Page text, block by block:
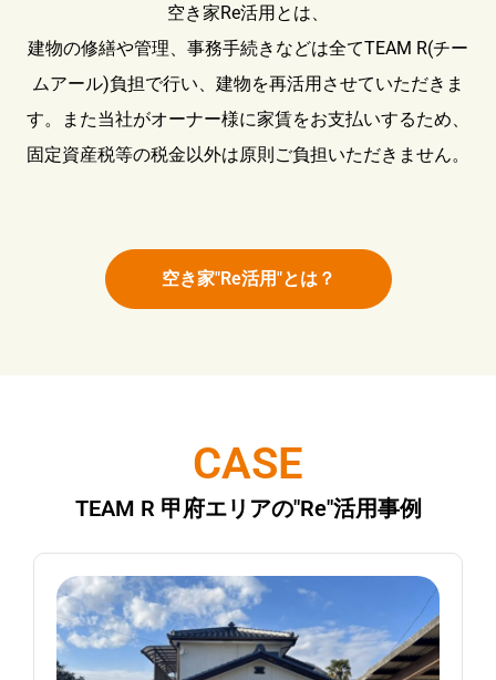
空き家Re活用とは、
建物の修繕や管理、事務手続きなどは全てTEAM R(チー
ムアール)負担で行い、建物を再活用させていただきま
す。また当社がオーナー様に家賃をお支払いするため、
固定資産税等の税金以外は原則ご負担いただきません。
空き家"Re活用"とは？
CASE
TEAM R 甲府エリアの"Re"活用事例